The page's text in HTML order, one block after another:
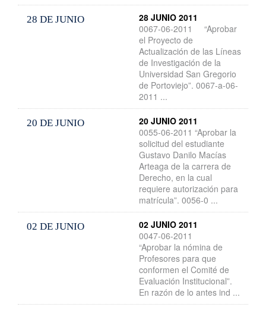
28 DE JUNIO
28 JUNIO 2011
0067-06-2011 “Aprobar
el Proyecto de
Actualización de las Líneas
de Investigación de la
Universidad San Gregorio
de Portoviejo”. 0067-a-06-
2011 ...
20 DE JUNIO
20 JUNIO 2011
0055-06-2011 “Aprobar la
solicitud del estudiante
Gustavo Danilo Macías
Arteaga de la carrera de
Derecho, en la cual
requiere autorización para
matrícula”. 0056-0 ...
02 DE JUNIO
02 JUNIO 2011
0047-06-2011
“Aprobar la nómina de
Profesores para que
conformen el Comité de
Evaluación Institucional”.
En razón de lo antes ind ...